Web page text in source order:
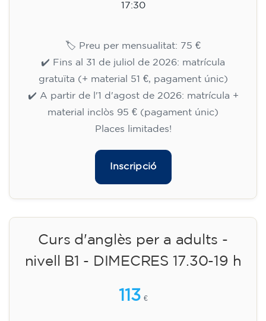
17:30
🏷️ Preu per mensualitat: 75 €
✔️ Fins al 31 de juliol de 2026: matrícula
gratuïta (+ material 51 €, pagament únic)
✔️ A partir de l'1 d'agost de 2026: matrícula +
material inclòs 95 € (pagament únic)
Places limitades!
Inscripció
Curs d'anglès per a adults -
nivell B1 - DIMECRES 17.30-19 h
113 €